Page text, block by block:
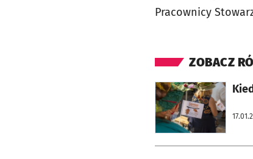
Pracownicy
ZOBACZ
otworzy się w nowej karcie